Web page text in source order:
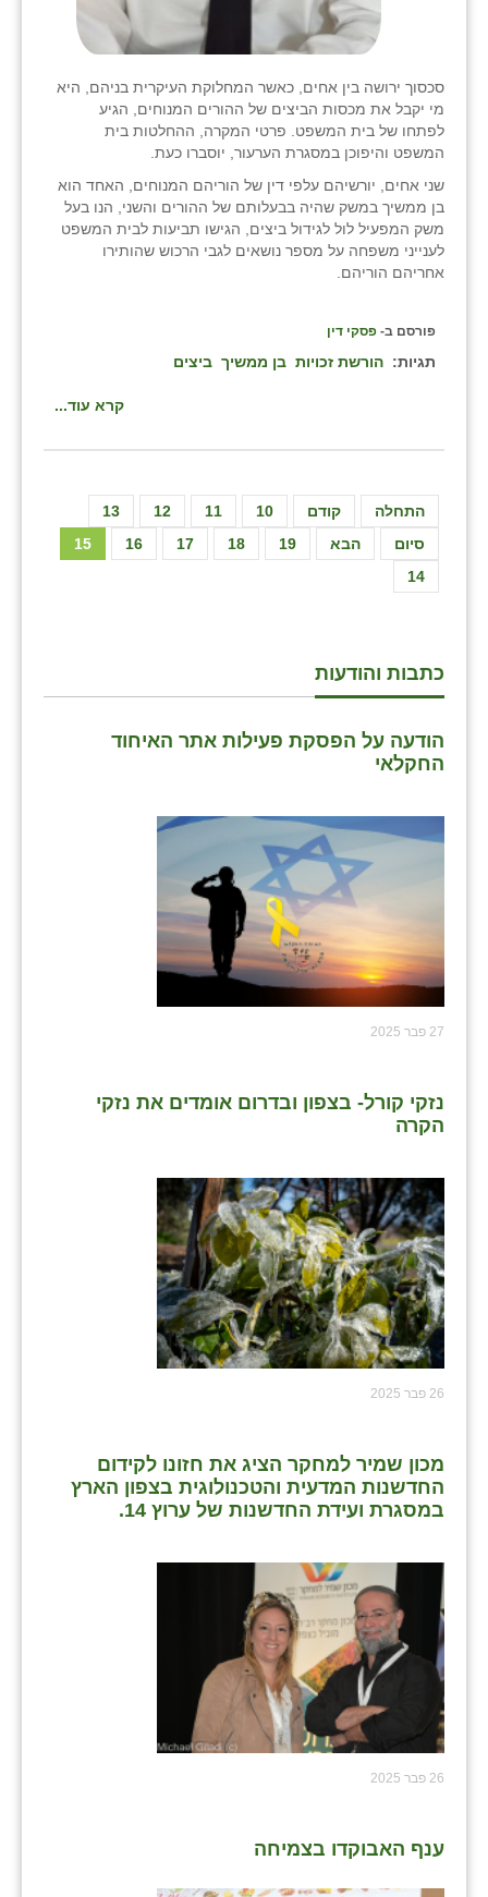
סכסוך ירושה בין אחים, כאשר המחלוקת העיקרית בניהם, היא
מי יקבל את מכסות הביצים של ההורים המנוחים, הגיע
לפתחו של בית המשפט. פרטי המקרה, ההחלטות בית
המשפט והיפוכן במסגרת הערעור, יוסברו כעת.
שני אחים, יורשיהם עלפי דין של הוריהם המנוחים, האחד הוא
בן ממשיך במשק שהיה בבעלותם של ההורים והשני, הנו בעל
משק המפעיל לול לגידול ביצים, הגישו תביעות לבית המשפט
לענייני משפחה על מספר נושאים לגבי הרכוש שהותירו
אחריהם הוריהם.
פורסם ב- פסקי דין
תגיות: הורשת זכויות בן ממשיך ביצים
קרא עוד...
התחלה קודם 10
11
12
13
14
15 16 17 18 19 הבא סיום
כתבות והודעות
הודעה על הפסקת פעילות אתר האיחוד
החקלאי
27 פבר 2025
נזקי קורל- בצפון ובדרום אומדים את נזקי
הקרה
26 פבר 2025
מכון שמיר למחקר הציג את חזונו לקידום
החדשנות המדעית והטכנולוגית בצפון הארץ
במסגרת ועידת החדשנות של ערוץ 14.
26 פבר 2025
ענף האבוקדו בצמיחה